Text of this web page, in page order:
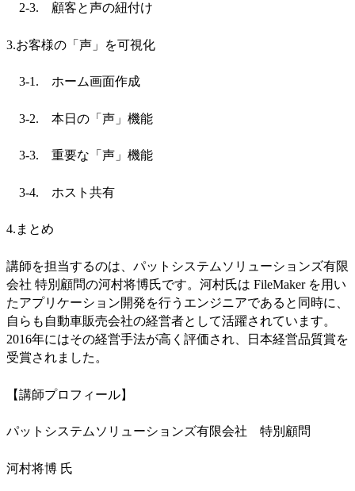
2-3. 顧客と声の紐付け
3.お客様の「声」を可視化
3-1. ホーム画面作成
3-2. 本日の「声」機能
3-3. 重要な「声」機能
3-4. ホスト共有
4.まとめ
講師を担当するのは、パットシステムソリューションズ有限
会社 特別顧問の河村将博氏です。河村氏は FileMaker を用い
たアプリケーション開発を行うエンジニアであると同時に、
自らも自動車販売会社の経営者として活躍されています。
2016年にはその経営手法が高く評価され、日本経営品質賞を
受賞されました。
【講師プロフィール】
パットシステムソリューションズ有限会社 特別顧問
河村将博 氏